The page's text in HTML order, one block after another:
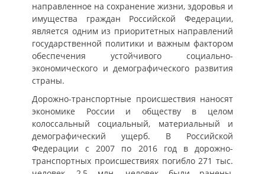
направленное на сохранение жизни, здоровья и
имущества граждан Российской Федерации,
является одним из приоритетных направлений
государственной политики и важным фактором
обеспечения устойчивого социально-
экономического и демографического развития
страны.
Дорожно-транспортные происшествия наносят
экономике России и обществу в целом
колоссальный социальный, материальный и
демографический ущерб. В Российской
Федерации с 2007 по 2016 год в дорожно-
транспортных происшествиях погибло 271 тыс.